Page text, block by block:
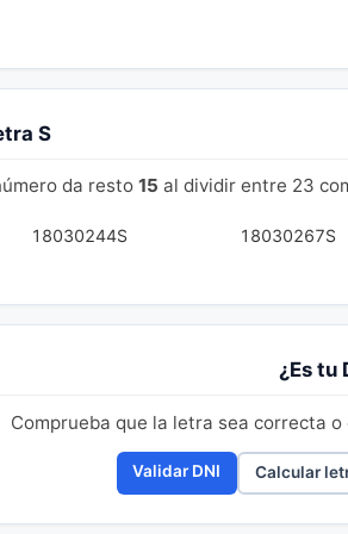
S
da resto 15 al dividir entre 23
18030244S 18030267S
¿Es tu
Comprueba que la letra sea correcta
Validar DNI Calcular